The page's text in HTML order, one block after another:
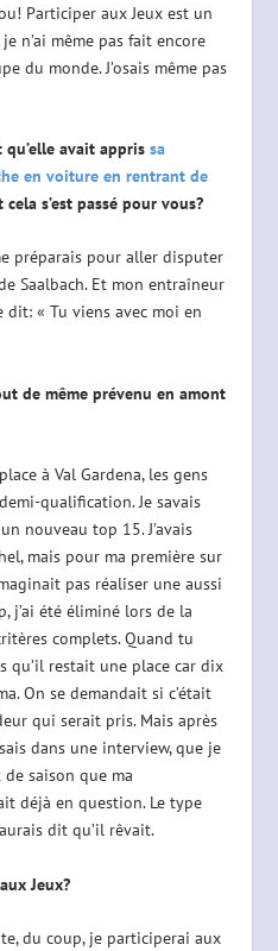
Participer aux Jeux est un
n’ai même pas fait encore
du monde. J’osais même pas
avait appris sa
en voiture en rentrant de
cela s’est passé pour vous?
préparais pour aller disputer
Saalbach. Et mon entraîneur
dit: « Tu viens avec moi en
de même prévenu en amont
à Val Gardena, les gens
qualification. Je savais
nouveau top 15. J’avais
mais pour ma première sur
pas réaliser une aussi
j’ai été éliminé lors de la
complets. Quand tu
qu’il restait une place car dix
On se demandait si c’était
qui serait pris. Mais après
dans une interview, que je
de saison que ma
déjà en question. Le type
dit qu’il rêvait.
Jeux?
du coup, je participerai aux